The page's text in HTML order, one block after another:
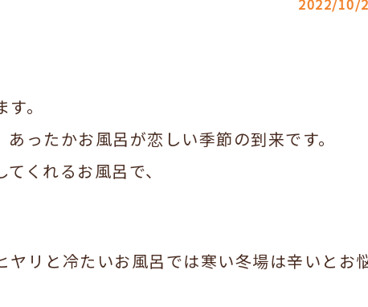
2022/10/
。
ったかお風呂が恋しい季節の到来です。
くれるお風呂で、
リと冷たいお風呂では寒い冬場は辛いとお